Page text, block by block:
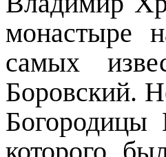
монастыре
самых
Боровский.
Богородицы